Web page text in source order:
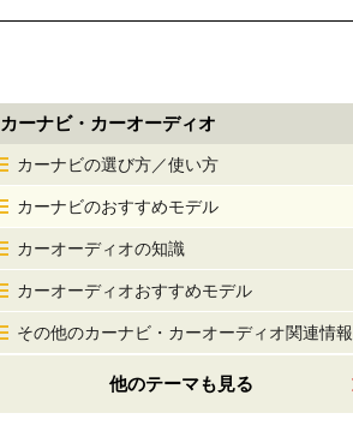
カーナビ・カーオーディオ
カーナビの選び方／使い方
カーナビのおすすめモデル
カーオーディオの知識
カーオーディオおすすめモデル
その他のカーナビ・カーオーディオ関連情報
他のテーマも見る